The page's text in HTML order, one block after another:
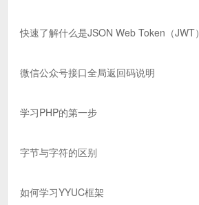
快速了解什么是JSON Web Token（JWT）
微信公众号接口全局返回码说明
学习PHP的第一步
字节与字符的区别
如何学习YYUC框架